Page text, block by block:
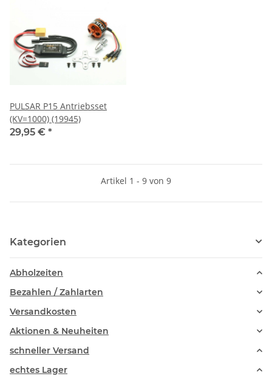
PULSAR P15 Antriebsset
(KV=1000) (19945)
29,95 € *
Artikel 1 - 9 von 9
Kategorien
Abholzeiten
Bezahlen / Zahlarten
Versandkosten
Aktionen & Neuheiten
schneller Versand
echtes Lager